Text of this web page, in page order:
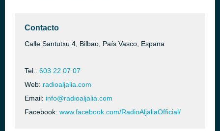
Contacto
Calle Santutxu 4, Bilbao, País Vasco, Espana
Tel.: 603 22 07 07
Web: radioaljalia.com
Email: info@radioaljalia.com
Facebook: www.facebook.com/RadioAljaliaOfficial/